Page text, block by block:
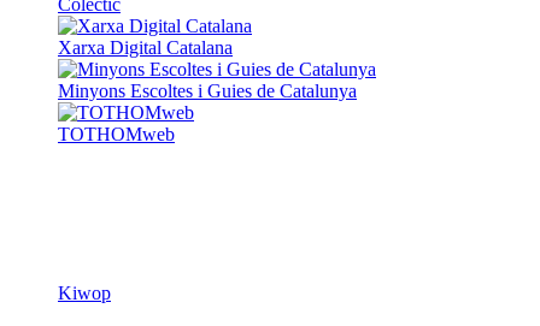
Xarxa Digital Catalana
Minyons Escoltes i Guies de Catalunya
TOTHOMweb
Kiwop